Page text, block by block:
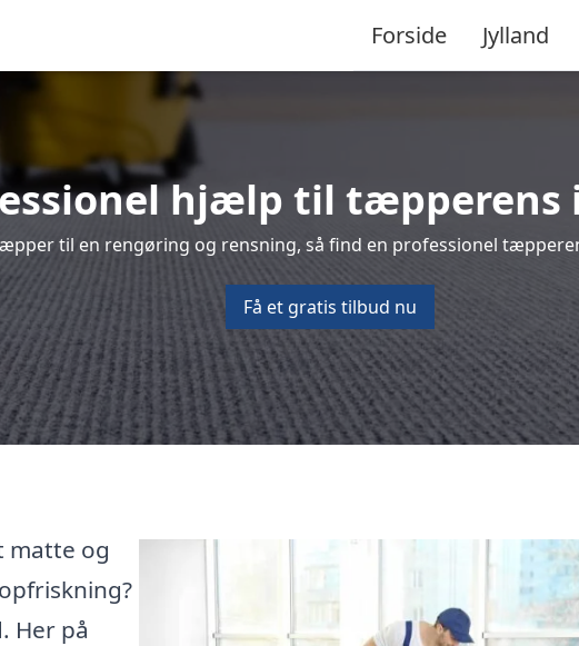
Forside Jylland
hjælp til tæpperens
til en rengøring og rensning, så find en professionel
Få et gratis tilbud nu
matte og
Her på